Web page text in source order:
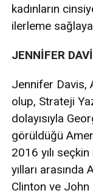
kadınların
ilerleme
JENNİFER
Jennifer Davis,
olup, Strateji
dolayısıyla
görüldüğü
2016 yılı
yılları arasında
Clinton ve John